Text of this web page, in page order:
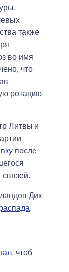
также
во имя
что
ротацию
Литвы и
после
связей.
Дик
, чтоб